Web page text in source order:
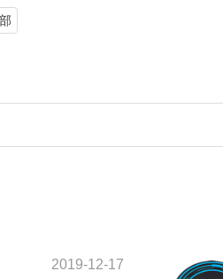
2019-12-17